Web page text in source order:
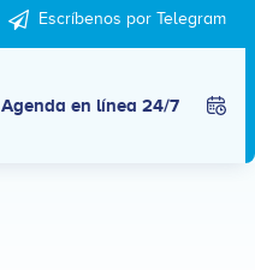
Escríbenos por Telegram
Agenda en línea 24/7